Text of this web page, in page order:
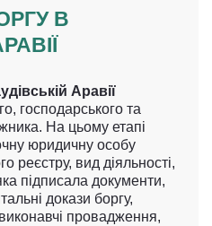
В
Аравії
господарського та
На цьому етапі
юридичну особу
реєстру, вид діяльності,
підписала документи,
докази боргу,
провадження,